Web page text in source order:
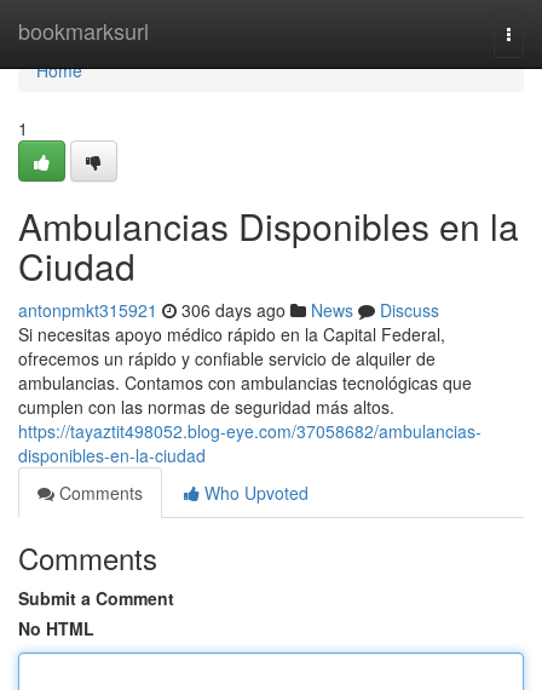
bookmarksurl
Home
Home
1
Ambulancias Disponibles en la
Ciudad
antonpmkt315921 306 days ago News
Discuss
Si necesitas apoyo médico rápido en la Capital Federal,
ofrecemos un rápido y confiable servicio de alquiler de
ambulancias. Contamos con ambulancias tecnológicas que
cumplen con las normas de seguridad más altos.
https://tayaztit498052.blog-eye.com/37058682/ambulancias-
disponibles-en-la-ciudad
Comments
Who Upvoted
Comments
Submit a Comment
No HTML